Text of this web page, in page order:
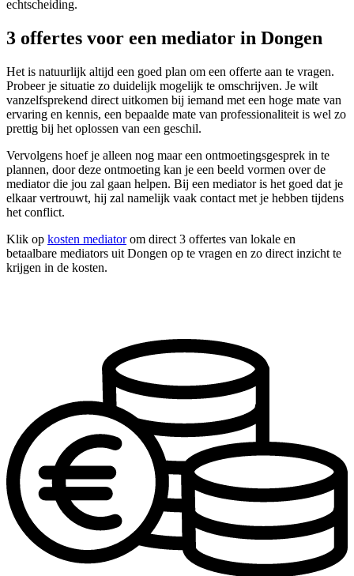
echtscheiding.
3 offertes voor een mediator in Dongen
Het is natuurlijk altijd een goed plan om een offerte aan te vragen.
Probeer je situatie zo duidelijk mogelijk te omschrijven. Je wilt
vanzelfsprekend direct uitkomen bij iemand met een hoge mate van
ervaring en kennis, een bepaalde mate van professionaliteit is wel zo
prettig bij het oplossen van een geschil.
Vervolgens hoef je alleen nog maar een ontmoetingsgesprek in te
plannen, door deze ontmoeting kan je een beeld vormen over de
mediator die jou zal gaan helpen. Bij een mediator is het goed dat je
elkaar vertrouwt, hij zal namelijk vaak contact met je hebben tijdens
het conflict.
Klik op kosten mediatorom direct 3 offertes van lokale en
betaalbare mediators uit Dongen op te vragen en zo direct inzicht te
krijgen in de kosten.